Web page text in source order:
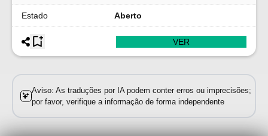
Estado Aberto
VER
Aviso: As traduções por IA podem conter erros ou imprecisões;
por favor, verifique a informação de forma independente